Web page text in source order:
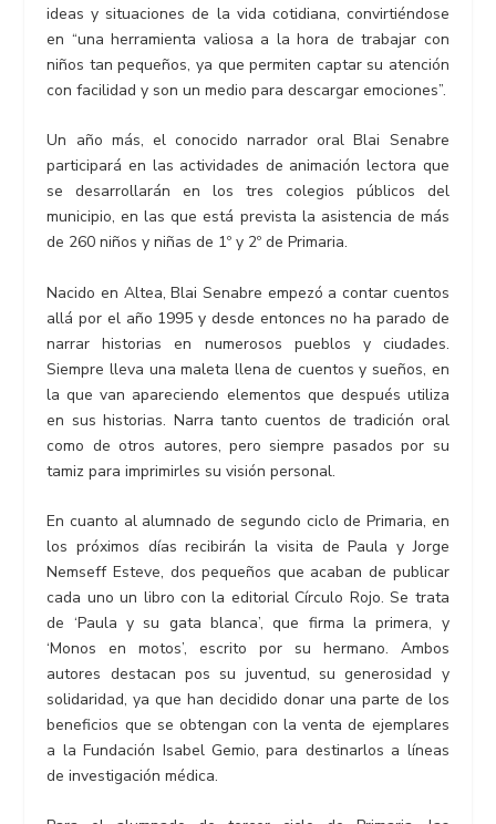
ideas y situaciones de la vida cotidiana, convirtiéndose
en “una herramienta valiosa a la hora de trabajar con
niños tan pequeños, ya que permiten captar su atención
con facilidad y son un medio para descargar emociones”.
Un año más, el conocido narrador oral Blai Senabre
participará en las actividades de animación lectora que
se desarrollarán en los tres colegios públicos del
municipio, en las que está prevista la asistencia de más
de 260 niños y niñas de 1º y 2º de Primaria.
Nacido en Altea, Blai Senabre empezó a contar cuentos
allá por el año 1995 y desde entonces no ha parado de
narrar historias en numerosos pueblos y ciudades.
Siempre lleva una maleta llena de cuentos y sueños, en
la que van apareciendo elementos que después utiliza
en sus historias. Narra tanto cuentos de tradición oral
como de otros autores, pero siempre pasados por su
tamiz para imprimirles su visión personal.
En cuanto al alumnado de segundo ciclo de Primaria, en
los próximos días recibirán la visita de Paula y Jorge
Nemseff Esteve, dos pequeños que acaban de publicar
cada uno un libro con la editorial Círculo Rojo. Se trata
de ‘Paula y su gata blanca’, que firma la primera, y
‘Monos en motos’, escrito por su hermano. Ambos
autores destacan pos su juventud, su generosidad y
solidaridad, ya que han decidido donar una parte de los
beneficios que se obtengan con la venta de ejemplares
a la Fundación Isabel Gemio, para destinarlos a líneas
de investigación médica.